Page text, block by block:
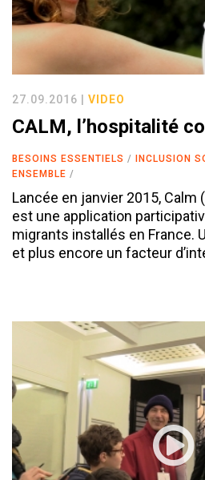
27.09.2016 | VIDEO
CALM, l’hospitalité
BESOINS ESSENTIELS INCLUSION
ENSEMBLE
Lancée en janvier 2015, Calm
est une application
migrants installés en France.
et plus encore un facteur